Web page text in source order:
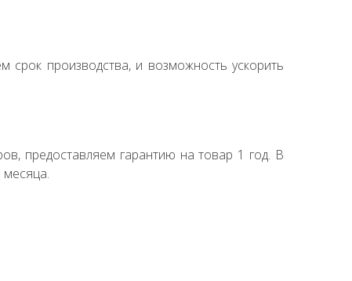
срок производства, и возможность ускорить
предоставляем гарантию на товар 1 год. В
месяца.